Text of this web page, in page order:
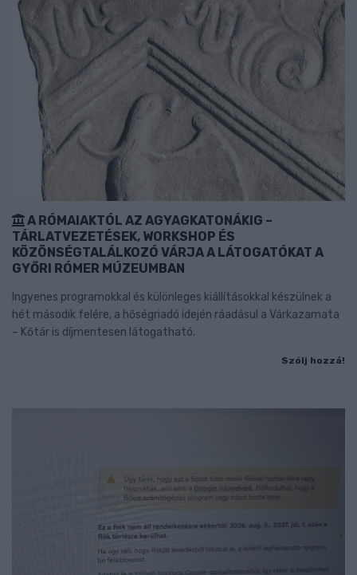
A RÓMAIAKTÓL AZ AGYAGKATONÁKIG –
TÁRLATVEZETÉSEK, WORKSHOP ÉS
KÖZÖNSÉGTALÁLKOZÓ VÁRJA A LÁTOGATÓKAT A
GYŐRI RÓMER MÚZEUMBAN
Ingyenes programokkal és különleges kiállításokkal készülnek a
hét második felére, a hőségriadó idején ráadásul a Várkazamata
– Kőtár is díjmentesen látogatható.
Szólj hozzá!